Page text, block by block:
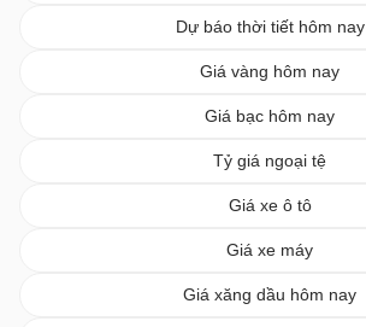
Dự báo thời tiết hôm nay
Giá vàng hôm nay
Giá bạc hôm nay
Tỷ giá ngoại tệ
Giá xe ô tô
Giá xe máy
Giá xăng dầu hôm nay